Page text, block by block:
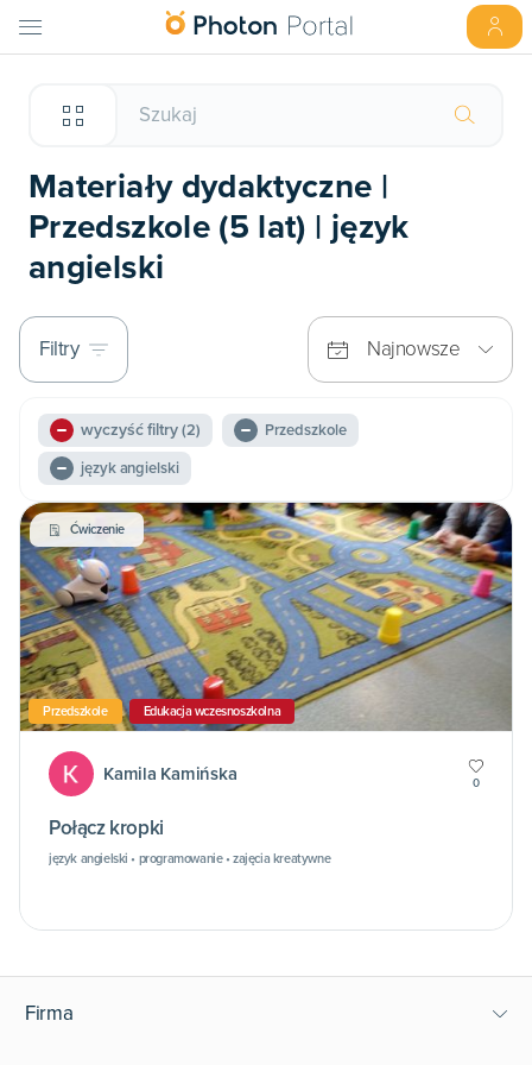
Materiały dydaktyczne |
Przedszkole (5 lat) | język
angielski
Filtry Najnowsze
wyczyść filtry(2)
Przedszkole
język angielski
Ćwiczenie
Przedszkole Edukacja wczesnoszkolna
Kamila Kamińska 0
Połącz kropki
język angielski • programowanie • zajęcia kreatywne
Firma